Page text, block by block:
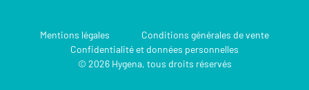
Mentions légales
Conditions générales de vente
Confidentialité et données personnelles
© 2026 Hygena, tous droits réservés